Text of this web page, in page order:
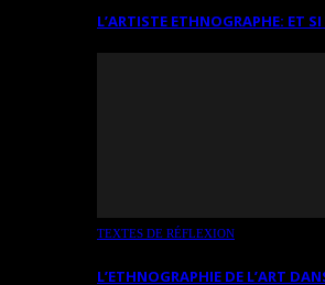
L’ARTISTE ETHNOGRAPHE: ET
TEXTES DE RÉFLEXION
L’ETHNOGRAPHIE DE L’ART